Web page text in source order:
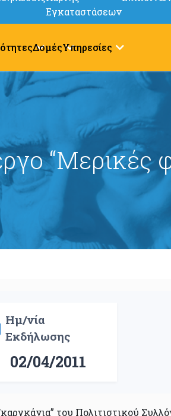
Εγκαταστάσεων
ΔομέςΥπηρεσίες
“Μερικές
Ημ/νία
Εκδήλωσης
02/04/2011
του Πολιτιστικού